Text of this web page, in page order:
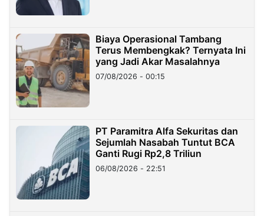
Biaya Operasional Tambang
Terus Membengkak? Ternyata Ini
yang Jadi Akar Masalahnya
07/08/2026 - 00:15
PT Paramitra Alfa Sekuritas dan
Sejumlah Nasabah Tuntut BCA
Ganti Rugi Rp2,8 Triliun
06/08/2026 - 22:51